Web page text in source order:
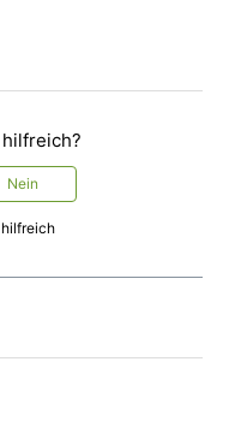
Nein